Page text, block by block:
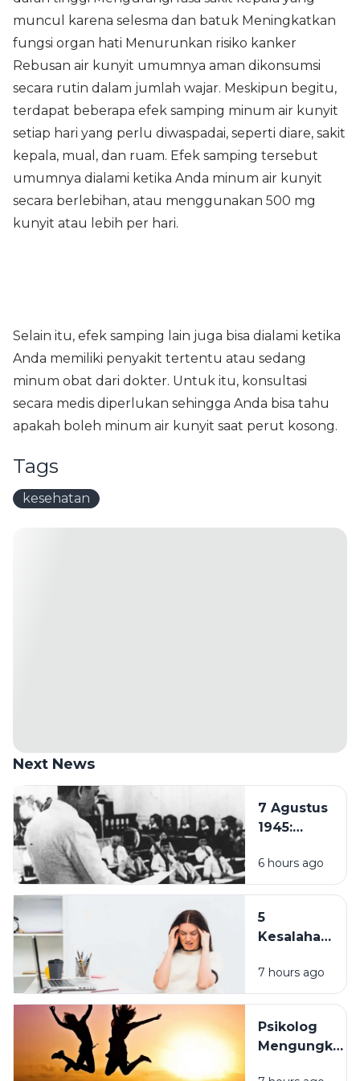
muncul karena selesma dan batuk Meningkatkan
fungsi organ hati Menurunkan risiko kanker
Rebusan air kunyit umumnya aman dikonsumsi
secara rutin dalam jumlah wajar. Meskipun begitu,
terdapat beberapa efek samping minum air kunyit
setiap hari yang perlu diwaspadai, seperti diare, sakit
kepala, mual, dan ruam. Efek samping tersebut
umumnya dialami ketika Anda minum air kunyit
secara berlebihan, atau menggunakan 500 mg
kunyit atau lebih per hari.
Selain itu, efek samping lain juga bisa dialami ketika
Anda memiliki penyakit tertentu atau sedang
minum obat dari dokter. Untuk itu, konsultasi
secara medis diperlukan sehingga Anda bisa tahu
apakah boleh minum air kunyit saat perut kosong.
Tags
kesehatan
Next News
7 Agustus
1945:
PPKI, Langkah
Penting
Kemerdekaan
Indonesia
6 hours ago
5
Kesalahan
hari yang
Membuat
Mudah
Stres
7 hours ago
Psikolog
Mengungkap